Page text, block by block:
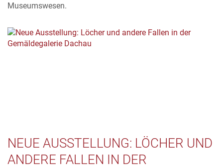
Museumswesen.
NEUE AUSSTELLUNG: LÖCHER UND
ANDERE FALLEN IN DER